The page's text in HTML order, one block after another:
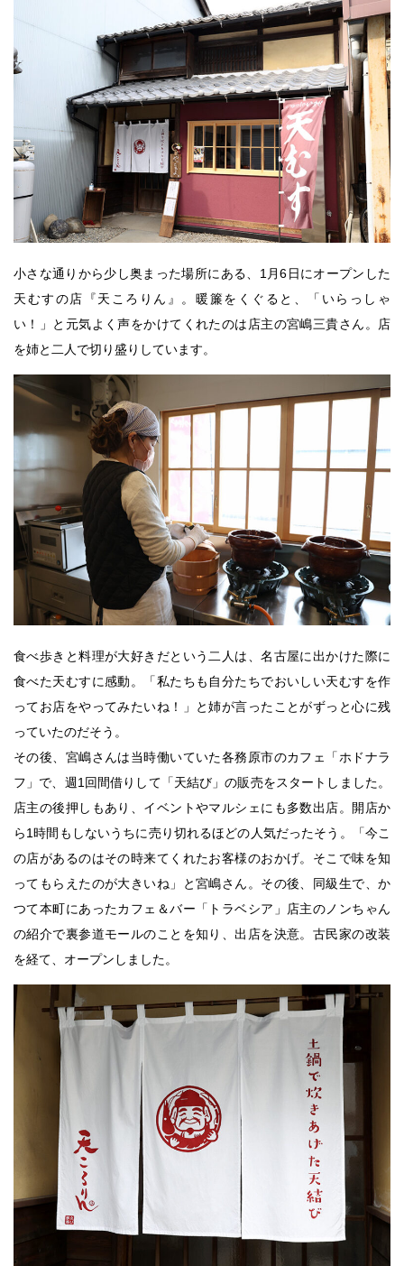
小さな通りから少し奥まった場所にある、1月6日にオープンした
天むすの店『天ころりん』。暖簾をくぐると、「いらっしゃ
い！」と元気よく声をかけてくれたのは店主の宮嶋三貴さん。店
を姉と二人で切り盛りしています。
食べ歩きと料理が大好きだという二人は、名古屋に出かけた際に
食べた天むすに感動。「私たちも自分たちでおいしい天むすを作
ってお店をやってみたいね！」と姉が言ったことがずっと心に残
っていたのだそう。
その後、宮嶋さんは当時働いていた各務原市のカフェ「ホドナラ
フ」で、週1回間借りして「天結び」の販売をスタートしました。
店主の後押しもあり、イベントやマルシェにも多数出店。開店か
ら1時間もしないうちに売り切れるほどの人気だったそう。「今こ
の店があるのはその時来てくれたお客様のおかげ。そこで味を知
ってもらえたのが大きいね」と宮嶋さん。その後、同級生で、か
つて本町にあったカフェ＆バー「トラベシア」店主のノンちゃん
の紹介で裏参道モールのことを知り、出店を決意。古民家の改装
を経て、オープンしました。